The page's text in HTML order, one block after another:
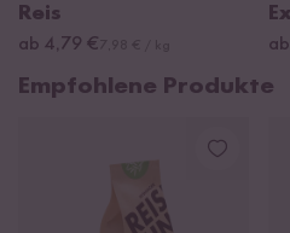
Reis
ab 4,79 €
Empfohlene Produkte